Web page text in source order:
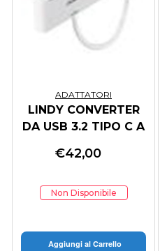
ADATTATORI
LINDY CONVERTER
DA USB 3.2 TIPO C A
USB TIPO A E
€42,00
Non Disponibile
Aggiungi al Carrello